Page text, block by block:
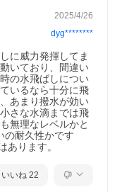
2025/4/26
dyg********
に威力発揮してま
いており、間違い
の水飛ばしについ
いるなら十分に飛
あまり撥水が効い
さな水滴までは飛
無理なレベルかと
の耐久性かです
あります。
いいね 22